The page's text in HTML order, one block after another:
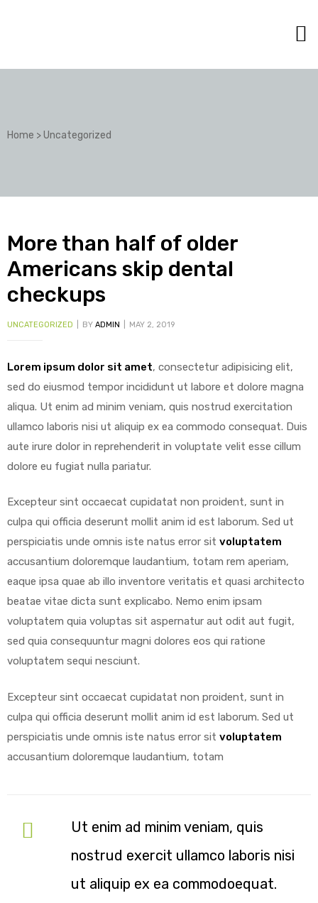
Home >Uncategorized
More than half of older
Americans skip dental
checkups
UNCATEGORIZED BY ADMIN MAY 2, 2019
Lorem ipsum dolor sit amet, consectetur adipisicing elit,
sed do eiusmod tempor incididunt ut labore et dolore magna
aliqua. Ut enim ad minim veniam, quis nostrud exercitation
ullamco laboris nisi ut aliquip ex ea commodo consequat. Duis
aute irure dolor in reprehenderit in voluptate velit esse cillum
dolore eu fugiat nulla pariatur.
Excepteur sint occaecat cupidatat non proident, sunt in
culpa qui officia deserunt mollit anim id est laborum. Sed ut
perspiciatis unde omnis iste natus error sit voluptatem
accusantium doloremque laudantium, totam rem aperiam,
eaque ipsa quae ab illo inventore veritatis et quasi architecto
beatae vitae dicta sunt explicabo. Nemo enim ipsam
voluptatem quia voluptas sit aspernatur aut odit aut fugit,
sed quia consequuntur magni dolores eos qui ratione
voluptatem sequi nesciunt.
Excepteur sint occaecat cupidatat non proident, sunt in
culpa qui officia deserunt mollit anim id est laborum. Sed ut
perspiciatis unde omnis iste natus error sit voluptatem
accusantium doloremque laudantium, totam
Ut enim ad minim veniam, quis
nostrud exercit ullamco laboris nisi
ut aliquip ex ea commodoequat.